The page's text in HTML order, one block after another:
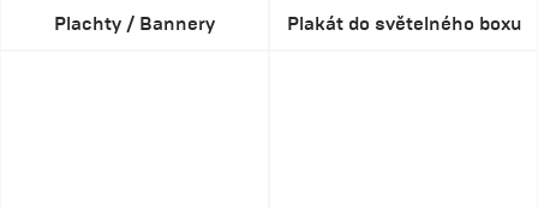
Plachty / Bannery Plakát do světelného boxu